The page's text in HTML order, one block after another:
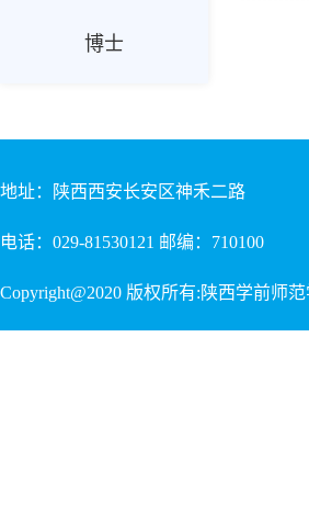
博士
地址：陕西西安长安区神禾二路
电话：029-81530121 邮编：710100
Copyright@2020 版权所有:陕西学前师